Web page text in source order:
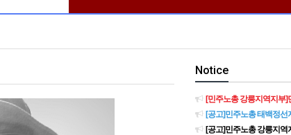
Notice
[민주노총 강릉지역지부]민
[공고]민주노총 태백정선
[공고]민주노총 강릉지역